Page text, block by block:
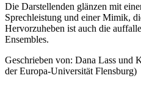
Die Darstellenden glänzen mit
Sprechleistung und einer Mimik,
Hervorzuheben ist auch die
Ensembles.
Geschrieben von: Dana Lass und
der Europa-Universität Flensburg)